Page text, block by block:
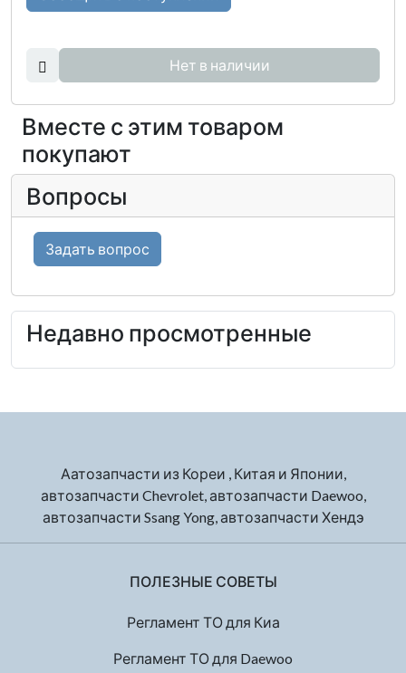
Нет в наличии
Вместе с этим товаром
покупают
Вопросы
Задать вопрос
Недавно просмотренные
Аатозапчасти из Кореи , Китая и Японии,
автозапчасти Chevrolet, автозапчасти Daewoo,
автозапчасти Ssang Yong, автозапчасти Хендэ
ПОЛЕЗНЫЕ СОВЕТЫ
Регламент ТО для Киа
Регламент ТО для Daewoo